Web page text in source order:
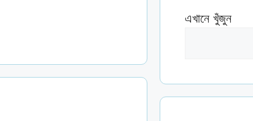
এখানে খুঁজুন